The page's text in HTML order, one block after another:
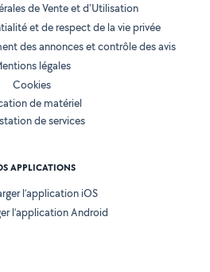
de Vente et d'Utilisation
et de respect de la vie privée
des annonces et contrôle des avis
légales
Cookies
de matériel
de services
APPLICATIONS
l’application iOS
l’application Android